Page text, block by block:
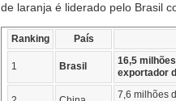
de laranja é liderado pelo Brasil
Ranking País
1 Brasil
16,5
exportador
7,6 milhões